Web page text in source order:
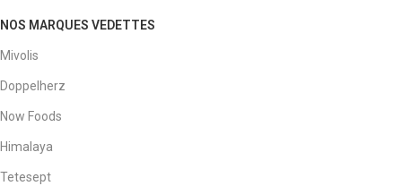
NOS MARQUES VEDETTES
Mivolis
Doppelherz
Now Foods
Himalaya
Tetesept